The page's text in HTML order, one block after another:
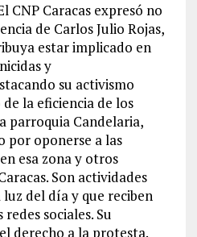
CNP Caracas expresó no
de Carlos Julio Rojas,
estar implicado en
y
su activismo
la eficiencia de los
parroquia Candelaria,
por oponerse a las
esa zona y otros
Son actividades
del día y que reciben
sociales. Su
derecho a la protesta.